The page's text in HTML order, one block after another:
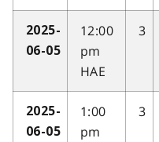
2025-
06-05
12:00
pm
HAE
3
2025-
06-05
1:00
pm
3